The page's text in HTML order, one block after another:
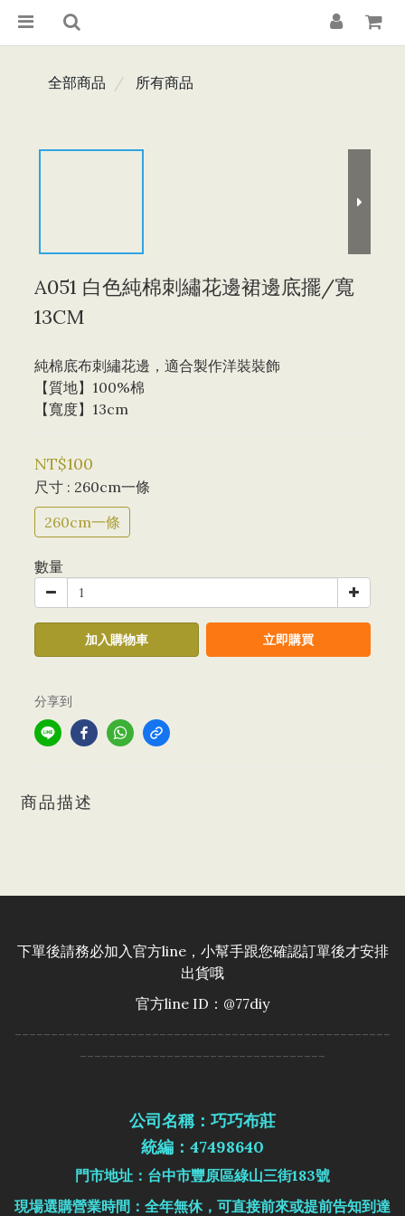
全部商品 所有商品
A051 白色純棉刺繡花邊裙邊底擺/寬
13CM
純棉底布刺繡花邊，適合製作洋裝裝飾
【質地】100%棉
【寬度】13cm
NT$100
尺寸 : 260cm一條
260cm一條
數量
加入購物車 立即購買
分享到
商品描述
下單後請務必加入官方line，小幫手跟您確認訂單後才安排
出貨哦
官方line ID：@77diy
----------------------------------------------------
----------------------------------
公司名稱：巧巧布莊
統編：47498640
門市地址：台中市豐原區綠山三街183號
現場選購營業時間：全年無休，可直接前來或提前告知到達